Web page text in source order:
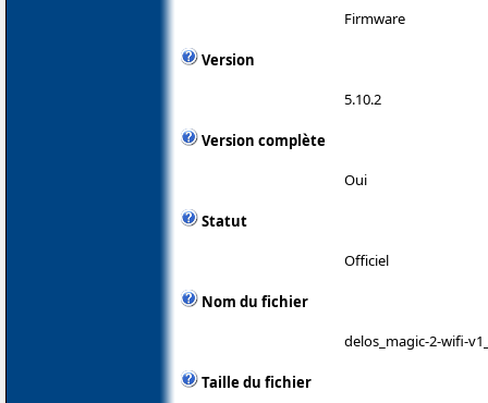
Firmware
Version
5.10.2
Version complète
Oui
Statut
Officiel
Nom du fichier
delos_magic-2-wifi-
Taille du fichier